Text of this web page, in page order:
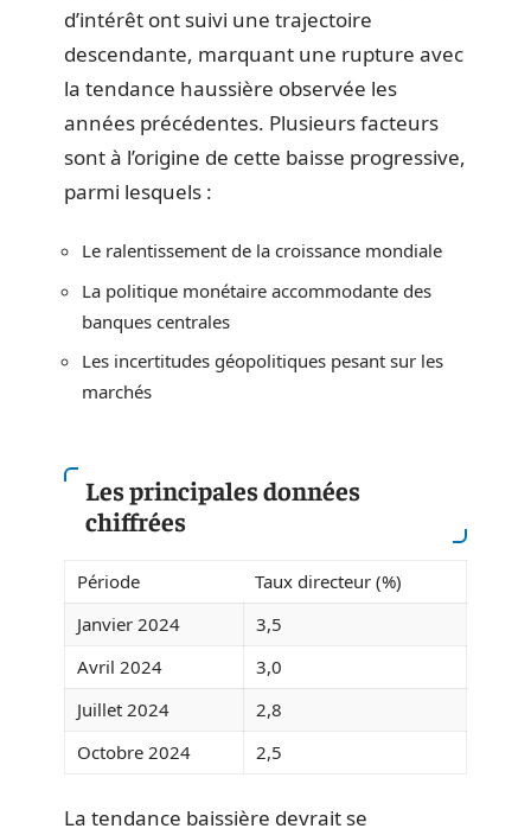
d’intérêt ont suivi une trajectoire
descendante, marquant une rupture avec
la tendance haussière observée les
années précédentes. Plusieurs facteurs
sont à l’origine de cette baisse progressive,
parmi lesquels :
Le ralentissement de la croissance mondiale
La politique monétaire accommodante des
banques centrales
Les incertitudes géopolitiques pesant sur les
marchés
Les principales données
chiffrées
Période
Taux directeur (%)
Janvier 2024
3,5
Avril 2024
3,0
Juillet 2024
2,8
Octobre 2024
2,5
La tendance baissière devrait se